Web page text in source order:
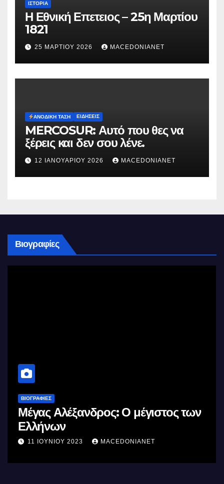
ΙΣΤΟΡΊΑ
Η Εθνική Επετειος – 25η Μαρτίου
1821
25 ΜΑΡΤΊΟΥ 2026 MACEDONIANET
ΑΝΟΔΙΚΉ ΤΆΣΗ ΕΙΔΉΣΕΙΣ
MERCOSUR: Αυτό που θες να
ξέρεις και δεν σου λένε.
12 ΙΑΝΟΥΑΡΊΟΥ 2026 MACEDONIANET
Βιογραφίες
ΒΙΟΓΡΑΦΊΕΣ
Μέγας Αλέξανδρος: Ο μέγιστος των
Ελλήνων
11 ΙΟΥΝΊΟΥ 2023 MACEDONIANET